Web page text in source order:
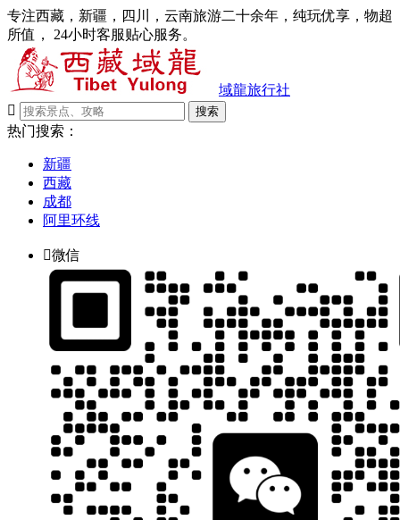
专注西藏，新疆，四川，云南旅游二十余年，纯玩优享，物超
所值， 24小时客服贴心服务。
域龍旅行社

搜索
热门搜索：
新疆
西藏
成都
阿里环线
微信